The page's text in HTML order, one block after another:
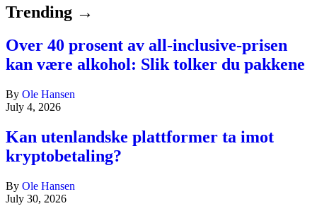
Trending →
Over 40 prosent av all-inclusive-prisen
kan være alkohol: Slik tolker du pakkene
By Ole Hansen
July 4, 2026
Kan utenlandske plattformer ta imot
kryptobetaling?
By Ole Hansen
July 30, 2026